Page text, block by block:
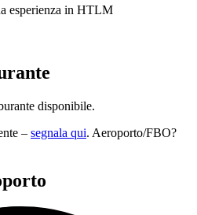
esperienza in HTLM
disponibile.
– segnala qui. Aeroporto/FBO?